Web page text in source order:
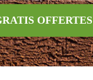
OFFERTES